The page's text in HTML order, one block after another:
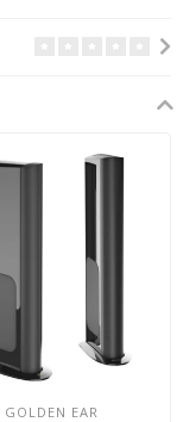
GOLDEN EAR